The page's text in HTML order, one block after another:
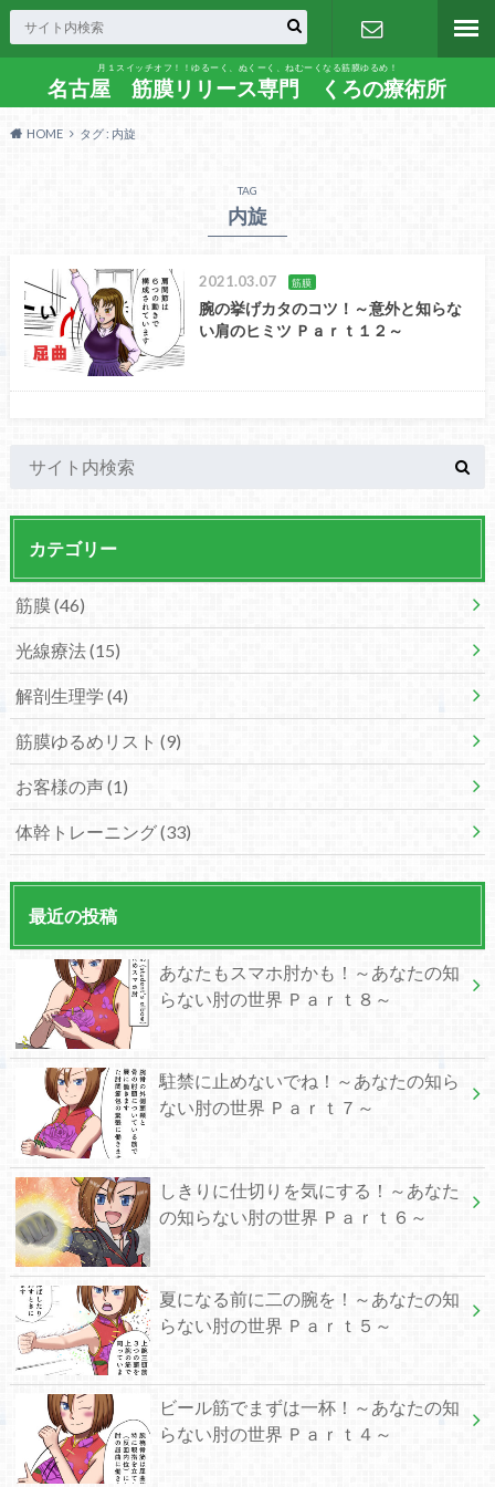
月１スイッチオフ！！ゆるーく、ぬくーく、ねむーくなる筋膜ゆるめ！
名古屋 筋膜リリース専門 くろの療術所
お問い合わ
HOME タグ : 内旋
TAG
内旋
2021.03.07 筋膜
腕の挙げカタのコツ！～意外と知らな
い肩のヒミツ Ｐａｒｔ１２～
カテゴリー
筋膜(46)
光線療法(15)
解剖生理学 (4)
筋膜ゆるめリスト (9)
お客様の声(1)
体幹トレーニング(33)
最近の投稿
あなたもスマホ肘かも！～あなたの知
らない肘の世界 Ｐａｒｔ８～
駐禁に止めないでね！～あなたの知ら
ない肘の世界 Ｐａｒｔ７～
しきりに仕切りを気にする！～あなた
の知らない肘の世界 Ｐａｒｔ６～
夏になる前に二の腕を！～あなたの知
らない肘の世界 Ｐａｒｔ５～
ビール筋でまずは一杯！～あなたの知
らない肘の世界 Ｐａｒｔ４～